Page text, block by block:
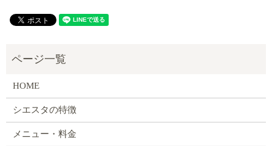
HOME
シエスタの特徴
メニュー・料金